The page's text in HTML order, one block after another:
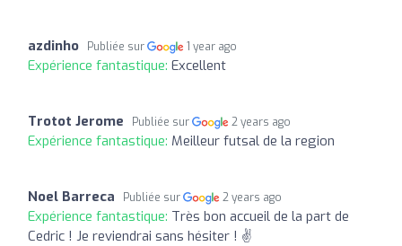
azdinho Publiée sur 1 year ago
Expérience fantastique: Excellent
Trotot Jerome Publiée sur 2 years ago
Expérience fantastique: Meilleur futsal de la region
Noel Barreca Publiée sur 2 years ago
Expérience fantastique: Très bon accueil de la part de
Cedric ! Je reviendrai sans hésiter ! ✌